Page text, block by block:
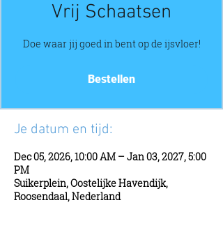
Vrij Schaatsen
Doe waar jij goed in bent op de ijsvloer!
Bestellen
Je datum en tijd:
Dec 05, 2026, 10:00 AM – Jan 03, 2027, 5:00
PM
Suikerplein, Oostelijke Havendijk,
Roosendaal, Nederland